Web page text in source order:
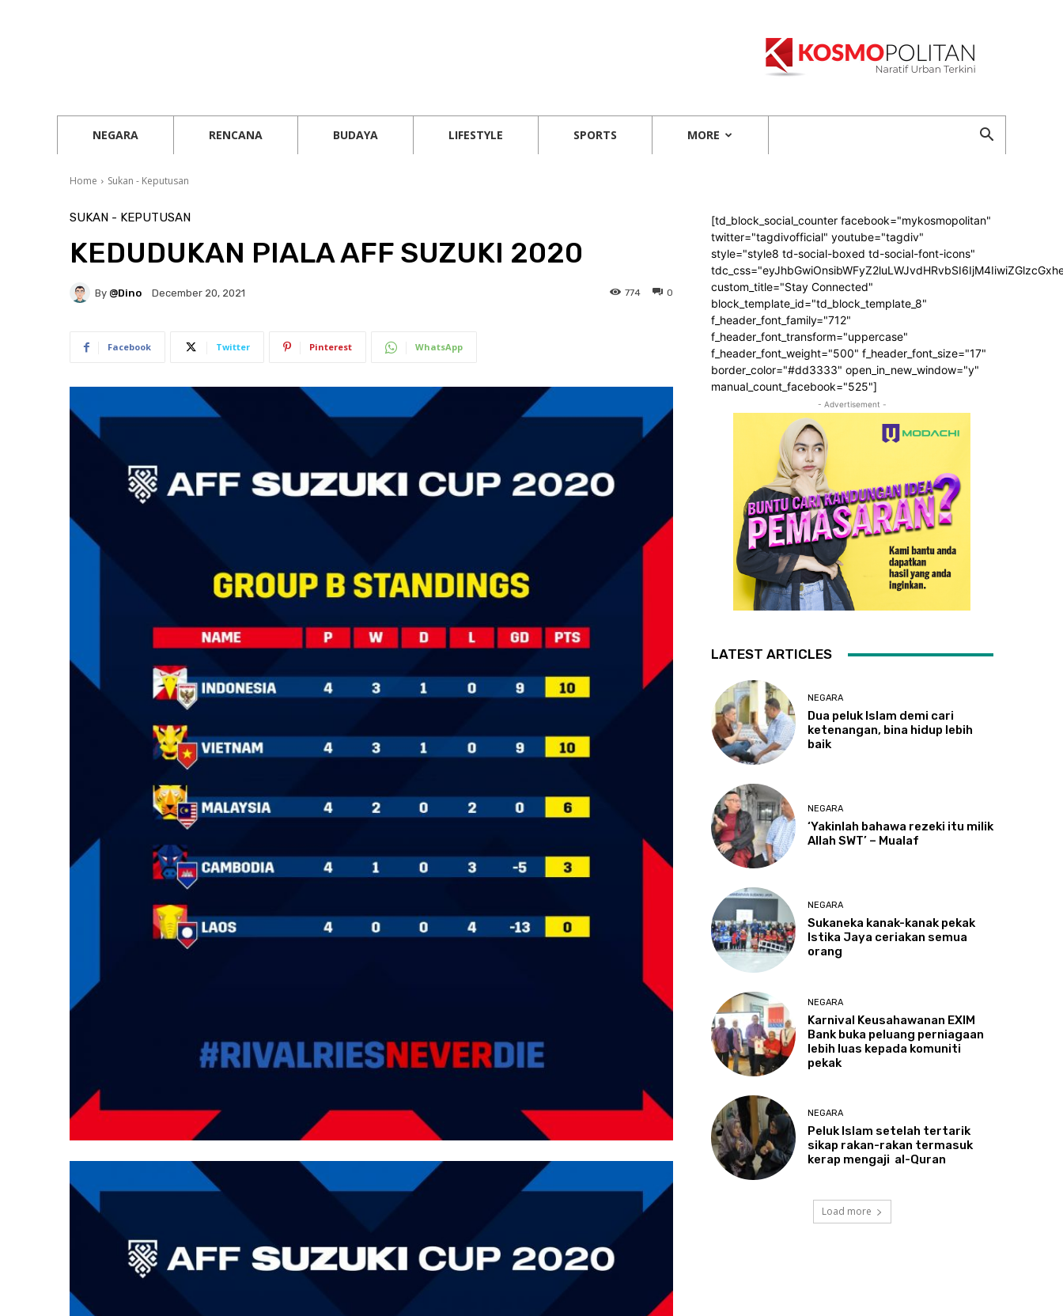
NEGARA RENCANA BUDAYA LIFESTYLE SPORTS MORE
Home Sukan - Keputusan
SUKAN - KEPUTUSAN
KEDUDUKAN PIALA AFF SUZUKI 2020
By @Dino December 20, 2021 0
774
Facebook Twitter Pinterest WhatsApp
[td_block_social_counter facebook="mykosmopolitan"
twitter="tagdivofficial" youtube="tagdiv"
style="style8 td-social-boxed td-social-font-icons"
custom_title="Stay Connected"
block_template_id="td_block_template_8"
f_header_font_family="712"
f_header_font_transform="uppercase"
f_header_font_weight="500" f_header_font_size="17"
border_color="#dd3333" open_in_new_window="y"
manual_count_facebook="525"]
- Advertisement -
LATEST ARTICLES
NEGARA
Dua peluk Islam demi cari
ketenangan, bina hidup lebih
baik
NEGARA
‘Yakinlah bahawa rezeki itu milik
Allah SWT’ – Mualaf
NEGARA
Sukaneka kanak-kanak pekak
Istika Jaya ceriakan semua
orang
NEGARA
Karnival Keusahawanan EXIM
Bank buka peluang perniagaan
lebih luas kepada komuniti
pekak
NEGARA
PelukIslam setelah tertarik
sikap rakan-rakan termasuk
kerap mengaji al-Quran
Load more